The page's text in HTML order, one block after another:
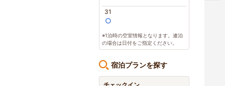
31
○
※1泊時の空室情報となります。連泊
の場合は日付をご指定ください。
宿泊プランを探す